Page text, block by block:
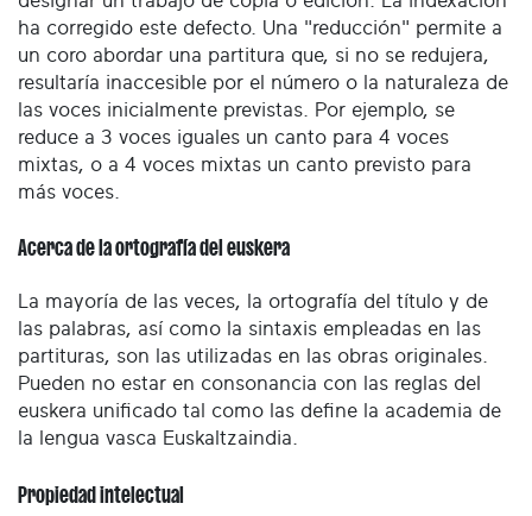
ha corregido este defecto. Una "reducción" permite a
un coro abordar una partitura que, si no se redujera,
resultaría inaccesible por el número o la naturaleza de
las voces inicialmente previstas. Por ejemplo, se
reduce a 3 voces iguales un canto para 4 voces
mixtas, o a 4 voces mixtas un canto previsto para
más voces.
Acerca de la ortografía del euskera
La mayoría de las veces, la ortografía del título y de
las palabras, así como la sintaxis empleadas en las
partituras, son las utilizadas en las obras originales.
Pueden no estar en consonancia con las reglas del
euskera unificado tal como las define la academia de
la lengua vasca Euskaltzaindia.
Propiedad intelectual